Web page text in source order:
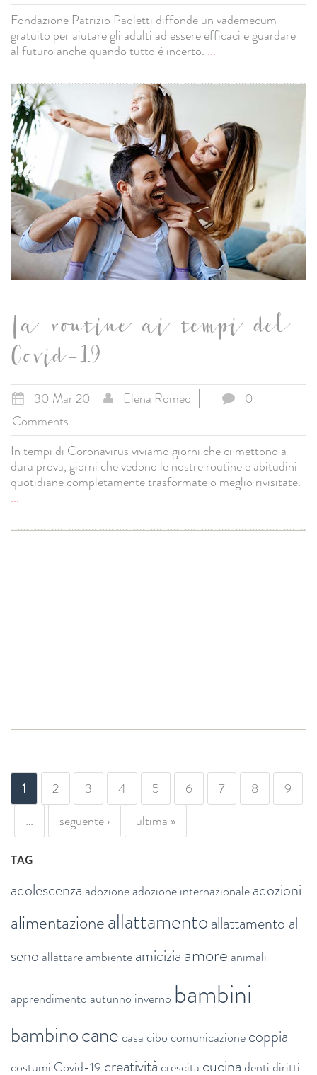
Fondazione Patrizio Paoletti diffonde un vademecum
gratuito per aiutare gli adulti ad essere efficaci e guardare
al futuro anche quando tutto è incerto. ...
La routine ai tempi del
Covid-19
30 Mar 20 Elena Romeo
0
Comments
In tempi di Coronavirus viviamo giorni che ci mettono a
dura prova, giorni che vedono le nostre routine e abitudini
quotidiane completamente trasformate o meglio rivisitate.
...
PAGINE
1 2 3 4 5 6 7 8
9
…
seguente › ultima »
TAG
adolescenza adozioneadozione internazionaleadozioni
alimentazioneallattamentoallattamento al
seno allattareambienteamiciziaamore animali
apprendimento autunno inverno bambini
bambinocanecasacibocomunicazionecoppia
costumi Covid-19 creativitàcrescita cucinadentidiritti